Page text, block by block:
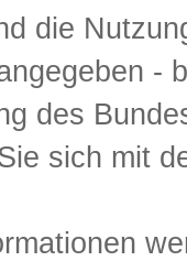
die
-
des
sich mit